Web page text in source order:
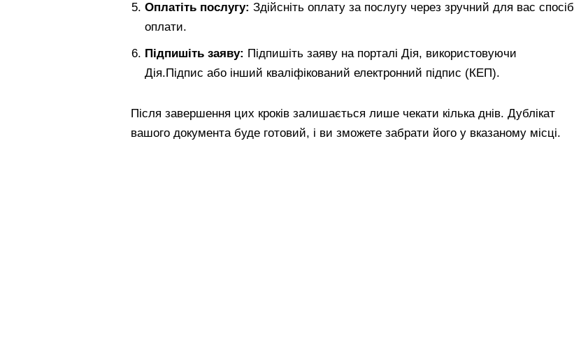
Оплатіть послугу: Здійсніть оплату за послугу через зручний для вас спосіб
оплати.
Підпишіть заяву: Підпишіть заяву на порталі Дія, використовуючи
Дія.Підпис або інший кваліфікований електронний підпис (КЕП).
Після завершення цих кроків залишається лише чекати кілька днів. Дублікат
вашого документа буде готовий, і ви зможете забрати його у вказаному місці.